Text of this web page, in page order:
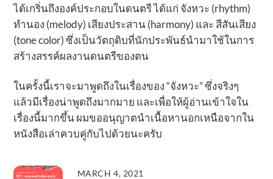
ได้เกริ่นถึงองค์ประกอบในดนตรี ได้แก่ จังหวะ (rhythm)
ทำนอง (melody) เสียงประสาน (harmony) และ สีสันเสียง
(tone color) ซึ่งเป็นวัตถุดิบที่นักประพันธ์นำมาใช้ในการ
สร้างสรรค์ผลงานดนตรีของตน
ในครั้งนี้เราจะมาพูดถึงในเรื่องของ “จังหวะ” ซึ่งจริงๆ
แล้วมีเรื่องน่าพูดถึงมากมาย และเพื่อให้ผู้อ่านเข้าใจใน
เรื่องนี้มากขึ้น ผมขออนุญาตนำเนื้อหานอกเหนือจากใน
หนังสือเล่าควบคู่กับไปด้วยนะครับ
MARCH 4, 2021